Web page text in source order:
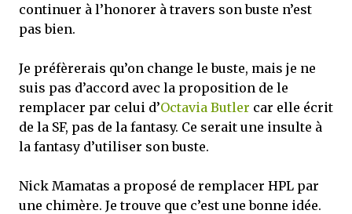
continuer à l’honorer à travers son buste n’est
pas bien.
Je préfèrerais qu’on change le buste, mais je ne
suis pas d’accord avec la proposition de le
remplacer par celui d’Octavia Butler car elle écrit
de la SF, pas de la fantasy. Ce serait une insulte à
la fantasy d’utiliser son buste.
Nick Mamatas a proposé de remplacer HPL par
une chimère. Je trouve que c’est une bonne idée.